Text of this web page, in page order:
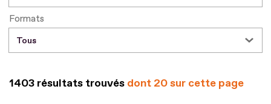
Formats
1403 résultats trouvés dont 20 sur cette page